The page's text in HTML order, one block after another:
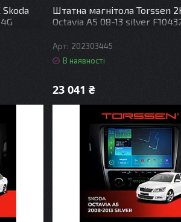
Skoda
Штатна магнітола Torssen
Octavia A5 08-13 silver
202303445
В наявності
23 041 ₴